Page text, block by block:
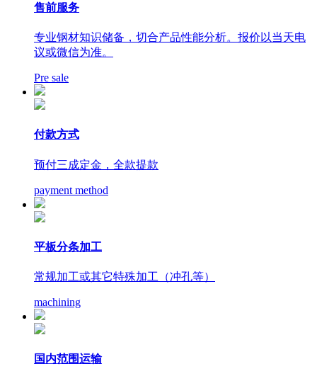
售前服务
专业钢材知识储备，切合产品性能分析。报价以当天电
议或微信为准。
Pre sale
付款方式
预付三成定金，全款提款
payment method
平板分条加工
常规加工或其它特殊加工（冲孔等）
machining
国内范围运输